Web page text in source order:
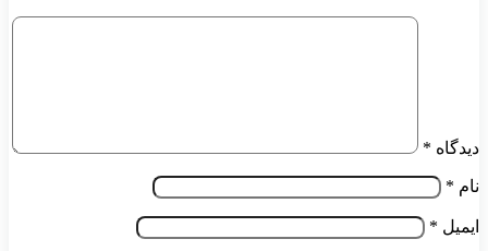
دیدگاه *
نام *
ایمیل *